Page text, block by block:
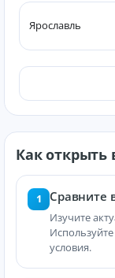
Ярославль
Как открыть
1 Сравните
Изучите
условия.